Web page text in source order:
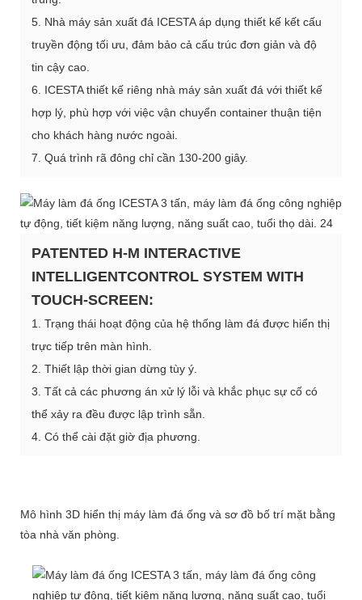
5. Nhà máy sản xuất đá ICESTA áp dụng thiết kế kết cấu
truyền động tối ưu, đảm bảo cả cấu trúc đơn giản và độ
tin cậy cao.
6. ICESTA thiết kế riêng nhà máy sản xuất đá với thiết kế
hợp lý, phù hợp với việc vận chuyển container thuận tiện
cho khách hàng nước ngoài.
7. Quá trình rã đông chỉ cần 130-200 giây.
PATENTED H-M INTERACTIVE
INTELLIGENTCONTROL SYSTEM WITH
TOUCH-SCREEN:
1. Trạng thái hoạt động của hệ thống làm đá được hiển thị
trực tiếp trên màn hình.
2. Thiết lập thời gian dừng tùy ý.
3. Tất cả các phương án xử lý lỗi và khắc phục sự cố có
thể xảy ra đều được lập trình sẵn.
4. Có thể cài đặt giờ địa phương.
Mô hình 3D hiển thị máy làm đá ống và sơ đồ bố trí mặt bằng
tòa nhà văn phòng.